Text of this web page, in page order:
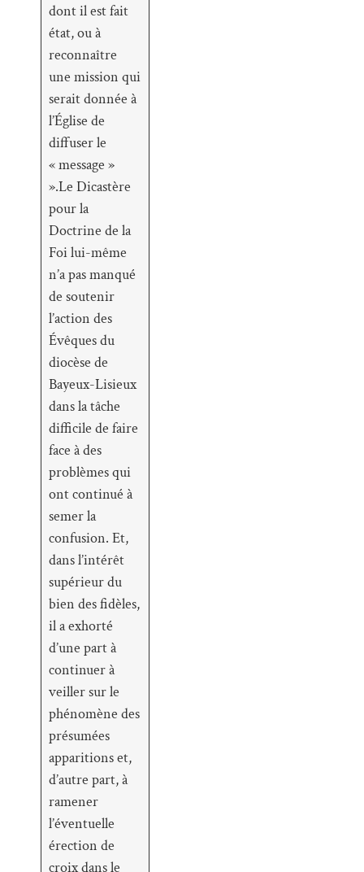
dont il est fait
état, ou à
reconnaître
une mission qui
serait donnée à
l’Église de
diffuser le
« message »
».Le Dicastère
pour la
Doctrine de la
Foi lui-même
n’a pas manqué
de soutenir
l’action des
Évêques du
diocèse de
Bayeux-Lisieux
dans la tâche
difficile de faire
face à des
problèmes qui
ont continué à
semer la
confusion. Et,
dans l’intérêt
supérieur du
bien des fidèles,
il a exhorté
d’une part à
continuer à
veiller sur le
phénomène des
présumées
apparitions et,
d’autre part, à
ramener
l’éventuelle
érection de
croix dans le